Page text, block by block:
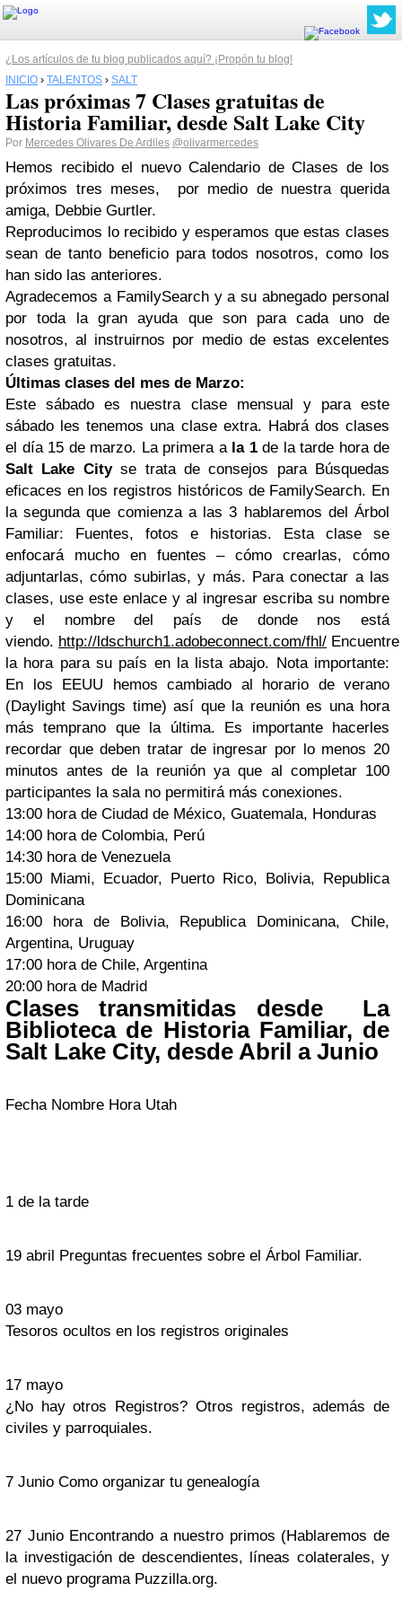
¿Los artículos de tu blog publicados aquí? ¡Propón tu blog!
INICIO › TALENTOS › SALT
Las próximas 7 Clases gratuitas de
Historia Familiar, desde Salt Lake City
Por Mercedes Olivares De Ardiles @olivarmercedes
Hemos recibido el nuevo Calendario de Clases de los
próximos tres meses, por medio de nuestra querida
amiga, Debbie Gurtler.
Reproducimos lo recibido y esperamos que estas clases
sean de tanto beneficio para todos nosotros, como los
han sido las anteriores.
Agradecemos a FamilySearch y a su abnegado personal
por toda la gran ayuda que son para cada uno de
nosotros, al instruirnos por medio de estas excelentes
clases gratuitas.
Últimas clases del mes de Marzo:
Este sábado es nuestra clase mensual y para este
sábado les tenemos una clase extra. Habrá dos clases
el día 15 de marzo. La primera a la 1de la tarde hora de
Salt Lake Cityse trata de consejos para Búsquedas
eficaces en los registros históricos de FamilySearch. En
la segunda que comienza a las 3 hablaremos del Árbol
Familiar: Fuentes, fotos e historias. Esta clase se
enfocará mucho en fuentes – cómo crearlas, cómo
adjuntarlas, cómo subirlas, y más. Para conectar a las
clases, use este enlace y al ingresar escriba su nombre
y el nombre del país de donde nos está
viendo. http://ldschurch1.adobeconnect.com/fhl/ Encuentre
la hora para su país en la lista abajo. Nota importante:
En los EEUU hemos cambiado al horario de verano
(Daylight Savings time) así que la reunión es una hora
más temprano que la última. Es importante hacerles
recordar que deben tratar de ingresar por lo menos 20
minutos antes de la reunión ya que al completar 100
participantes la sala no permitirá más conexiones.
13:00 hora de Ciudad de México, Guatemala, Honduras
14:00 hora de Colombia, Perú
14:30 hora de Venezuela
15:00 Miami, Ecuador, Puerto Rico, Bolivia, Republica
Dominicana
16:00 hora de Bolivia, Republica Dominicana, Chile,
Argentina, Uruguay
17:00 hora de Chile, Argentina
20:00 hora de Madrid
Clases transmitidas desde La
Biblioteca de Historia Familiar, de
Salt Lake City, desde Abril a Junio
Fecha Nombre Hora Utah
1 de la tarde
19 abril Preguntas frecuentes sobre el Árbol Familiar.
03 mayo
Tesoros ocultos en los registros originales
17 mayo
¿No hay otros Registros? Otros registros, además de
civiles y parroquiales.
7 Junio Como organizar tu genealogía
27 Junio Encontrando a nuestro primos (Hablaremos de
la investigación de descendientes, líneas colaterales, y
el nuevo programa Puzzilla.org.